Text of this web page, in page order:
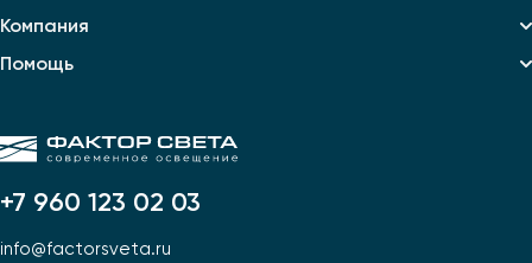
+7 960 123 02 03
info@factorsveta.ru
Компания
Помощь